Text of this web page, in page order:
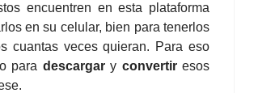
encuentren en esta plataforma
en su celular, bien para tenerlos
cuantas veces quieran. Para eso
para descargary convertiresos